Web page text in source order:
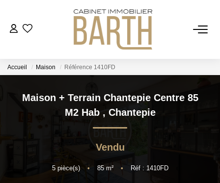
ESTIMER
VENDRE
AGENCE
Accueil Maison Référence 1410FD
Maison + Terrain Chantepie Centre 85
M2 Hab , Chantepie
Vendu
5pièce(s) • 85m² • Réf : 1410FD